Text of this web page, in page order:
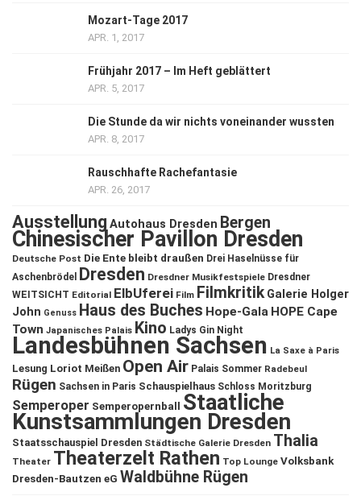
Mozart-Tage 2017
APR. 1, 2017
Frühjahr 2017 – Im Heft geblättert
APR. 5, 2017
Die Stunde da wir nichts voneinander wussten
APR. 8, 2017
Rauschhafte Rachefantasie
APR. 26, 2017
Ausstellung Autohaus Dresden Bergen
Chinesischer Pavillon Dresden
Deutsche Post Die Ente bleibt draußen Drei Haselnüsse für
Aschenbrödel
Dresden Dresdner Musikfestspiele Dresdner
WEITSICHT Editorial ElbUferei Film Filmkritik Galerie Holger
John Genuss Haus des Buches Hope-Gala HOPE Cape
Town Japanisches Palais Kino Ladys Gin Night
Landesbühnen Sachsen La Saxe à Paris
Lesung Loriot Meißen Open Air Palais Sommer Radebeul
Rügen Sachsen in Paris Schauspielhaus Schloss Moritzburg
Semperoper Semperopernball Staatliche
Kunstsammlungen Dresden
Staatsschauspiel Dresden Städtische Galerie Dresden Thalia
Theater Theaterzelt Rathen Top Lounge Volksbank
Dresden-Bautzen eG Waldbühne Rügen